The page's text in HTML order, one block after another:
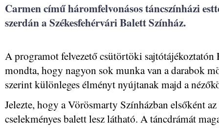
Carmen című háromfelvonásos táncszínházi
szerdán a Székesfehérvári Balett Színház.
A programot felvezető csütörtöki sajtótájékoztatón
mondta, hogy nagyon sok munka van a darabok
szerint különleges élményt nyújtanak majd a
Jelezte, hogy a Vörösmarty Színházban elsőként
cselekményes balett lesz látható. A táncdrámát